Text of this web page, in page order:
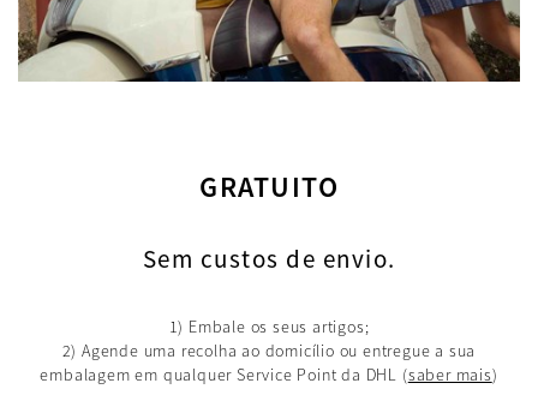
GRATUITO
Sem custos de envio.
1) Embale os seus artigos;
2) Agende uma recolha ao domicílio ou entregue a sua
embalagem em qualquer Service Point da DHL
(saber mais)